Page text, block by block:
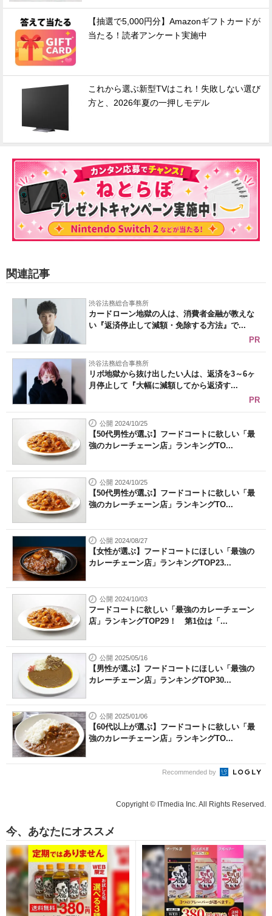
【抽選で5,000円分】Amazonギフトカードが
当たる！読者アンケート実施中
これから選ぶ新型TVはこれ！失敗しない選び
方と、2026年夏の一押しモデル
関連記事
渋谷法務総合事務所
カードローン地獄の人は、消費者金融が教えな
い『返済停止して減額・免除する方法』で...
PR
渋谷法務総合事務所
リボ地獄から抜け出したい人は、返済を3～6ヶ
月停止して『大幅に減額してから返済す...
PR
公開 2024/10/25
【50代男性が選ぶ】フードコートに欲しい「最
強のカレーチェーン店」ランキングTO...
公開 2024/10/25
【50代男性が選ぶ】フードコートに欲しい「最
強のカレーチェーン店」ランキングTO...
公開 2024/08/27
【女性が選ぶ】フードコートにほしい「最強の
カレーチェーン店」ランキングTOP23...
公開 2024/10/03
フードコートに欲しい「最強のカレーチェーン
店」ランキングTOP29！ 第1位は「...
公開 2025/05/16
【男性が選ぶ】フードコートにほしい「最強の
カレーチェーン店」ランキングTOP30...
公開 2025/01/06
【60代以上が選ぶ】フードコートに欲しい「最
強のカレーチェーン店」ランキングTO...
Recommended by
Copyright © ITmedia Inc. All Rights Reserved.
今、あなたにオススメ